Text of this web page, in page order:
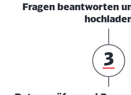
Fragen beantworten